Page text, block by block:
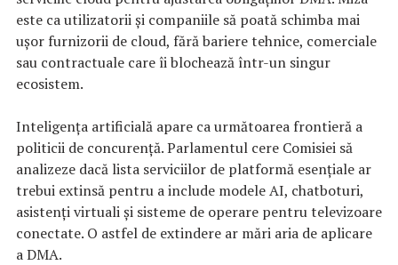
este ca utilizatorii și companiile să poată schimba mai
ușor furnizorii de cloud, fără bariere tehnice, comerciale
sau contractuale care îi blochează într-un singur
ecosistem.
Inteligența artificială apare ca următoarea frontieră a
politicii de concurență. Parlamentul cere Comisiei să
analizeze dacă lista serviciilor de platformă esențiale ar
trebui extinsă pentru a include modele AI, chatboturi,
asistenți virtuali și sisteme de operare pentru televizoare
conectate. O astfel de extindere ar mări aria de aplicare
a DMA.